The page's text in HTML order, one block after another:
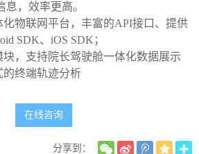
，效率更高。
物联网平台，丰富的API接口、提供
SDK、iOS SDK；
，支持院长驾驶舱一体化数据展示
的终端轨迹分析
在线咨询
分享到：